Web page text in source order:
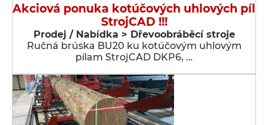
Akciová ponuka kotúčových uhlových píl
StrojCAD !!!
Prodej / Nabídka > Dřevoobráběcí stroje
Ručná brúska BU20 ku kotúčovým uhlovým
pílam StrojCAD DKP6, …